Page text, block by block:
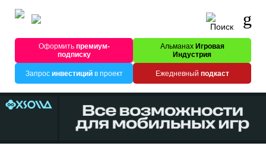
Оформитьпремиум-
подписку
Альманах Игровая
Индустрия
Запрос инвестицийв проект Ежедневный подкаст